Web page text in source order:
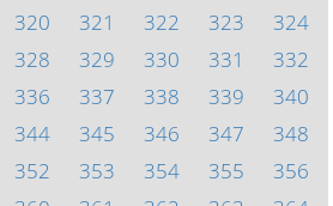
320 321 322 323
324
328 329 330 331
332
336 337 338 339
340
344 345 346 347
348
352 353 354 355
356